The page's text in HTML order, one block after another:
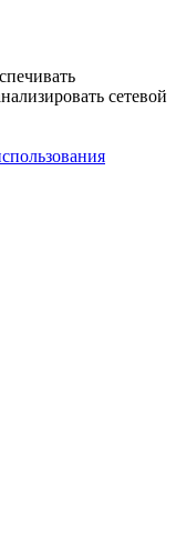
сетевой